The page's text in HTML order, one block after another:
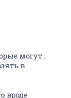
могут ,
в
вроде